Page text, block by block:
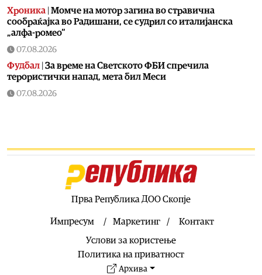
Хроника Момче на мотор загина во стравична
сообраќајка во Радишани, се судрил со италијанска
„алфа-ромео“
07.08.2026
Фудбал За време на Светското ФБИ спречила
терористички напад, мета бил Меси
07.08.2026
традиционално блиската соработка со Словачка
Грчките власти со дронови ќе ловат дали на
плажите има шанкови наместо слободен простор за
07.08.2026
Седум нови случаи на инфекција со
вирусот Западен Нил, сите се од Скопје
Прва Република ДОО Скопје
Импресум Маркетинг
Контакт
Услови за користење
Политика на приватност
Архива